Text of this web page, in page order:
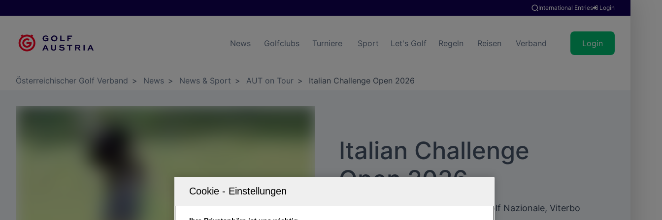
International Entries Login
News Golfclubs Turniere Sport Let's Golf Regeln Reisen Verband Login
Österreichischer Golf Verband > News > News & Sport > AUT on Tour > Italian Challenge Open 2026
Italian Challenge
Open 2026
HotelPlanner Tour – 7. bis 10. Mai | Golf Nazionale, Viterbo